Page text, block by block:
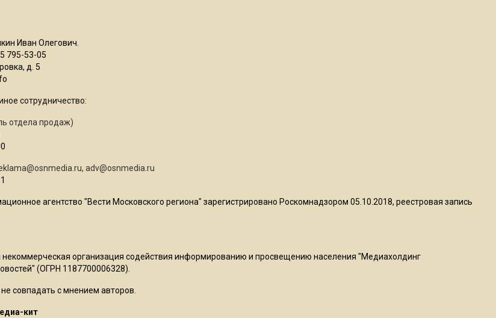
аннулировали 2600 ВНЖ
Сотрудники хлебозавода в
Иван Олегович.
795-53-05
д. 5
сотрудничество:
отдела продаж)
, adv@osnmedia.ru
агентство "Вести Московского региона" зарегистрировано Роскомнадзором 05.10.2018, реестровая запись
организация содействия информированию и просвещению населения "Медиахолдинг
(ОГРН 1187700006328).
совпадать с мнением авторов.
кит